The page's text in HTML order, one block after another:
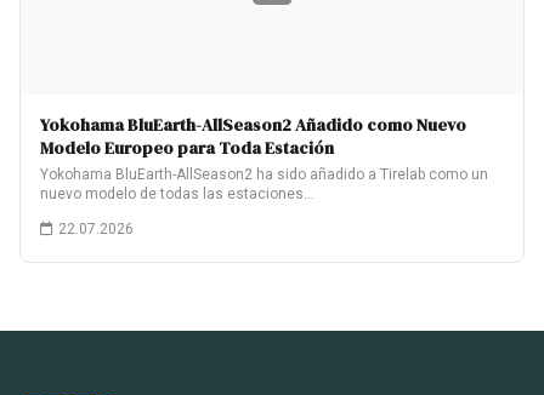
Yokohama BluEarth-AllSeason2 Añadido como Nuevo
Modelo Europeo para Toda Estación
Yokohama BluEarth-AllSeason2 ha sido añadido a Tirelab como un
nuevo modelo de todas las estaciones…
22.07.2026